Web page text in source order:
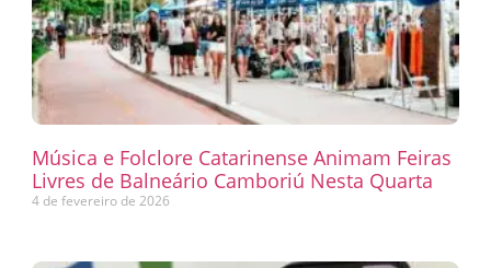
Música e Folclore Catarinense Animam Feiras
Livres de Balneário Camboriú Nesta Quarta
4 de fevereiro de 2026